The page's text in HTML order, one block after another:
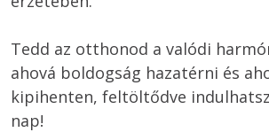
Tedd az otthonod a valódi
ahová boldogság hazatérni és
kipihenten, feltöltődve
nap!